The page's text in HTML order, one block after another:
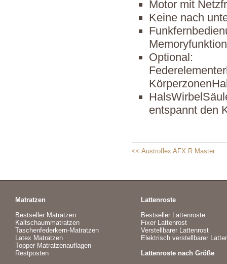
Motor mit
Keine nach
Memoryfunktion
Optional:
entspannt den
<< Austroflex AFX R Master
Matratzen
Bestseller Matratzen
Kaltschaummatratzen
Taschenfederkern-Matratzen
Latex Matratzen
Topper Matratzenauflagen
Restposten
Lattenroste
Bestseller Lattenroste
Fixer Lattenrost
Verstellbarer Lattenrost
Elektrisch verstellbarer
Lattenroste nach Größe